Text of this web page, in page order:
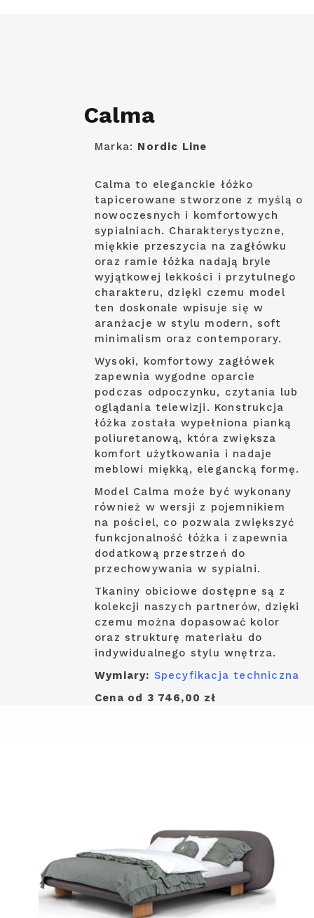
Calma
Marka: Nordic Line
Calma to eleganckie łóżko
tapicerowane stworzone z myślą o
nowoczesnych i komfortowych
sypialniach. Charakterystyczne,
miękkie przeszycia na zagłówku
oraz ramie łóżka nadają bryle
wyjątkowej lekkości i przytulnego
charakteru, dzięki czemu model
ten doskonale wpisuje się w
aranżacje w stylu modern, soft
minimalism oraz contemporary.
Wysoki, komfortowy zagłówek
zapewnia wygodne oparcie
podczas odpoczynku, czytania lub
oglądania telewizji. Konstrukcja
łóżka została wypełniona pianką
poliuretanową, która zwiększa
komfort użytkowania i nadaje
meblowi miękką, elegancką formę.
Model Calma może być wykonany
również w wersji z pojemnikiem
na pościel, co pozwala zwiększyć
funkcjonalność łóżka i zapewnia
dodatkową przestrzeń do
przechowywania w sypialni.
Tkaniny obiciowe dostępne są z
kolekcji naszych partnerów, dzięki
czemu można dopasować kolor
oraz strukturę materiału do
indywidualnego stylu wnętrza.
Wymiary: Specyfikacja techniczna
Cena od 3 746,00 zł